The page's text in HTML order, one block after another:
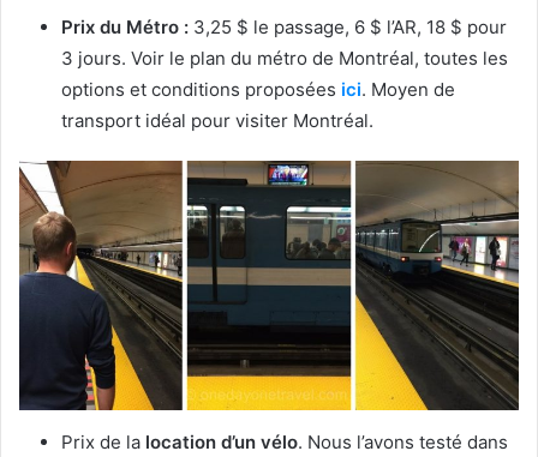
Prix du Métro : 3,25 $ le passage, 6 $ l’AR, 18 $ pour
3 jours. Voir le plan du métro de Montréal, toutes les
options et conditions proposées ici. Moyen de
transport idéal pour visiter Montréal.
Prix de la location d’un vélo. Nous l’avons testé dans